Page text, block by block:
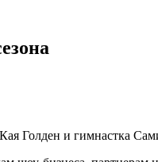
Голден и гимнастка